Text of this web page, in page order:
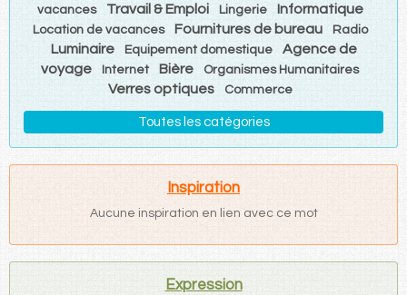
vacances
Travail & Emploi Lingerie Informatique
Location de vacances Fournitures de bureau Radio
Luminaire Equipement domestique
Agence de
voyage
Internet Bière Organismes Humanitaires
Verres optiques Commerce
Toutes les catégories
Inspiration
Aucune inspiration en lien avec ce mot
Expression